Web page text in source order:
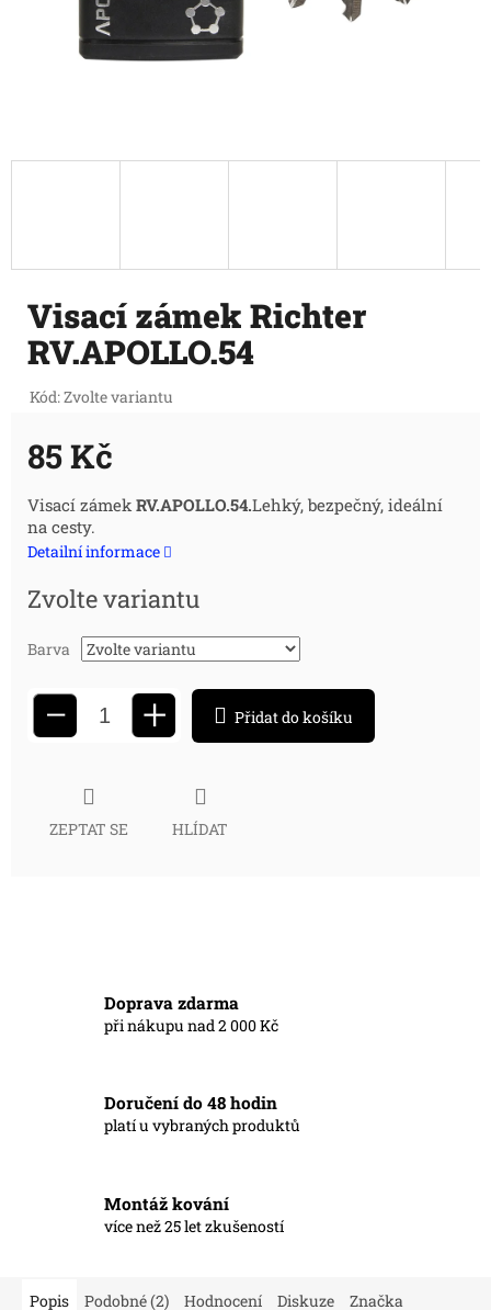
Visací zámek Richter
RV.APOLLO.54
Kód:Zvolte variantu
85 Kč
Měrná
cena:
Visací zámek RV.APOLLO.54.Lehký, bezpečný, ideální
na cesty.
Detailní informace
Zvolte variantu
Barva
− + Přidat do košíku
ZEPTAT SE HLÍDAT
Doprava zdarma
při nákupu nad 2 000 Kč
Doručení do 48 hodin
platí u vybraných produktů
Montáž kování
více než 25 let zkušeností
Popis Podobné (2) Hodnocení Diskuze Značka